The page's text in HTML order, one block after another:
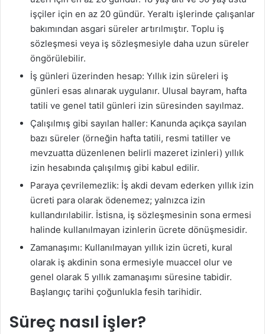
işçiler için en az 20 gündür. Yeraltı işlerinde çalışanlar
bakımından asgari süreler artırılmıştır. Toplu iş
sözleşmesi veya iş sözleşmesiyle daha uzun süreler
öngörülebilir.
İş günleri üzerinden hesap: Yıllık izin süreleri iş
günleri esas alınarak uygulanır. Ulusal bayram, hafta
tatili ve genel tatil günleri izin süresinden sayılmaz.
Çalışılmış gibi sayılan haller: Kanunda açıkça sayılan
bazı süreler (örneğin hafta tatili, resmi tatiller ve
mevzuatta düzenlenen belirli mazeret izinleri) yıllık
izin hesabında çalışılmış gibi kabul edilir.
Paraya çevrilemezlik: İş akdi devam ederken yıllık izin
ücreti para olarak ödenemez; yalnızca izin
kullandırılabilir. İstisna, iş sözleşmesinin sona ermesi
halinde kullanılmayan izinlerin ücrete dönüşmesidir.
Zamanaşımı: Kullanılmayan yıllık izin ücreti, kural
olarak iş akdinin sona ermesiyle muaccel olur ve
genel olarak 5 yıllık zamanaşımı süresine tabidir.
Başlangıç tarihi çoğunlukla fesih tarihidir.
Süreç nasıl işler?